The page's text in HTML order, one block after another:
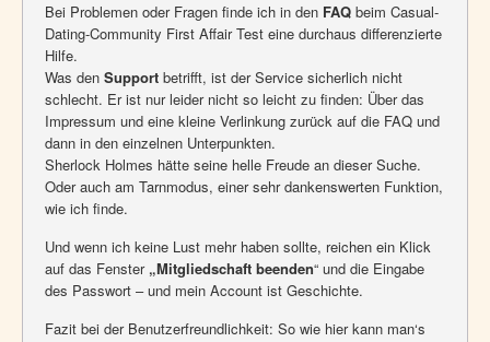
Bei Problemen oder Fragen finde ich in den FAQ beim Casual-
Dating-Community First Affair Test eine durchaus differenzierte
Hilfe.
Was den Support betrifft, ist der Service sicherlich nicht
schlecht. Er ist nur leider nicht so leicht zu finden: Über das
Impressum und eine kleine Verlinkung zurück auf die FAQ und
dann in den einzelnen Unterpunkten.
Sherlock Holmes hätte seine helle Freude an dieser Suche.
Oder auch am Tarnmodus, einer sehr dankenswerten Funktion,
wie ich finde.
Und wenn ich keine Lust mehr haben sollte, reichen ein Klick
auf das Fenster „Mitgliedschaft beenden“ und die Eingabe
des Passwort – und mein Account ist Geschichte.
Fazit bei der Benutzerfreundlichkeit: So wie hier kann man‘s